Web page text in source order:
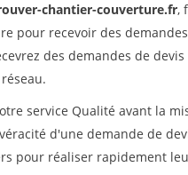
chantier-couverture.fr,
pour recevoir des
des demandes de
service Qualité avant la
d'une demande de
pour réaliser rapidement